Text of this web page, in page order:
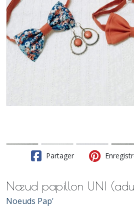
Partager
Nœud papillon UNI
Noeuds Pap'